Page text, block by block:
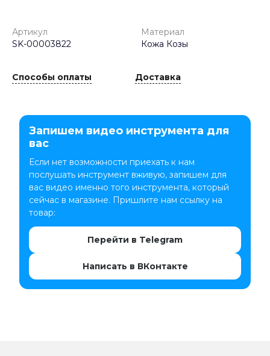
Артикул
SK-00003822
Материал
Кожа Козы
Способы оплаты Доставка
Запишем видео инструмента для
вас
Если нет возможности приехать к нам
послушать инструмент вживую, запишем для
вас видео именно того инструмента, который
сейчас в магазине. Пришлите нам ссылку на
товар:
Перейти в Telegram
Написать в ВКонтакте